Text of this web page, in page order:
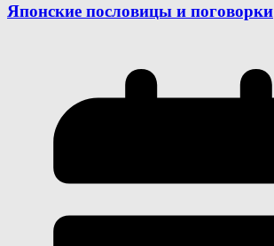
Японские пословицы и поговорки